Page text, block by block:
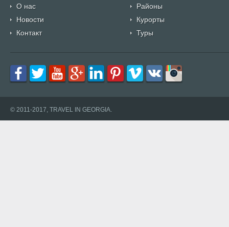
О нас
Районы
Новости
Курорты
Контакт
Туры
© 2011-2017, TRAVEL IN GEORGIA.